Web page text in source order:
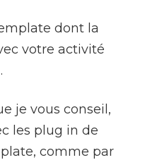
dont la
votre activité
je vous conseil,
les plug in de
comme par